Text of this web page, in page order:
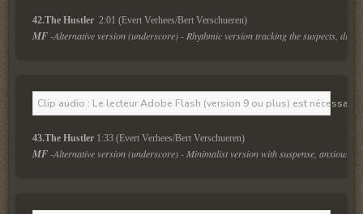
42.The Hustler 2:01 (Evert Verhees/Bert Verschueren)
MF -Alternative version (underscore) - Rhythmic version tracking the suspects,
Clip audio : Le lecteur Adobe Flash (version 9 ou plus) est
43.The Hustler 1:33 (Evert Verhees/Bert Verschueren)
MF -Alternative version (underscore) - Minimalist version with suspense, anxious